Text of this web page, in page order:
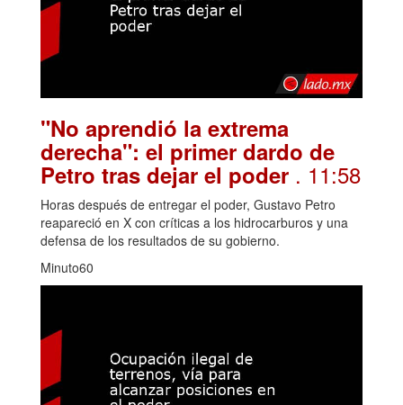
"No aprendió la extrema
derecha": el primer dardo de
Petro tras dejar el poder . 11:58
Horas después de entregar el poder, Gustavo Petro
reapareció en X con críticas a los hidrocarburos y una
defensa de los resultados de su gobierno.
Minuto60